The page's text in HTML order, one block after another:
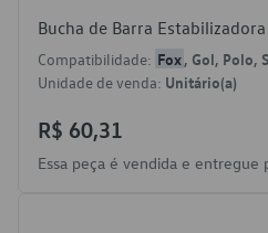
Bucha de Barra
Compatibilidade: Fox, Gol, Polo,
Unidade de venda: Unitário(a)
R$ 60,31
Essa peça é vendida e entregue